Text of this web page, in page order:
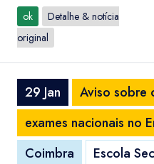
ok
Detalhe & notícia
original
29 Jan
Aviso sobre
exames nacionais no
Coimbra
Escola